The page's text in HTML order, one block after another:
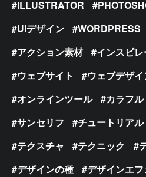
ILLUSTRATOR
UIデザイン
WORDPRESS
アクション素材
インスピ
ウェブサイト
ウェブデザ
オンラインツール
カラフル
サンセリフ
チュートリアル
テクスチャ
テクニック
デザインの種
デザインエフ